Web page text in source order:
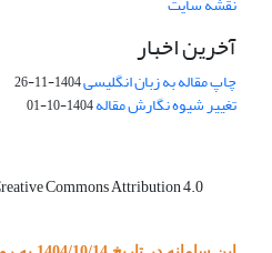
آخرین اخبار
چاپ مقاله به زبان انگلیسی1404-11-26
تغییر شیوه نگارش مقاله1404-10-01
Commons Attribution 4.0